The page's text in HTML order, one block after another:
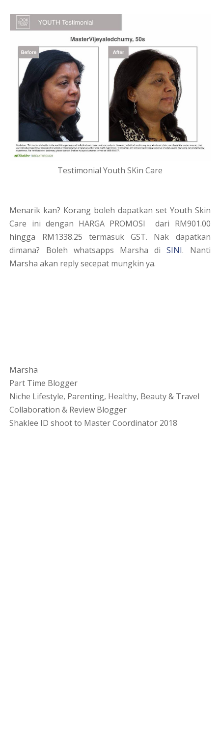
Testimonial Youth SKin Care
Menarik kan? Korang boleh dapatkan set Youth Skin
Care ini dengan HARGA PROMOSI dari RM901.00
hingga RM1338.25 termasuk GST. Nak dapatkan
dimana? Boleh whatsapps Marsha diSINI. Nanti
Marsha akan reply secepat mungkin ya.
Marsha
Part Time Blogger
Niche Lifestyle, Parenting, Healthy, Beauty & Travel
Collaboration & Review Blogger
Shaklee ID shoot to Master Coordinator 2018